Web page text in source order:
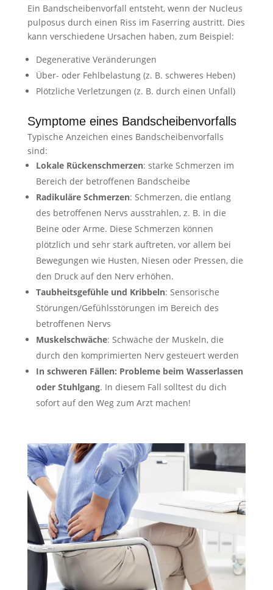
Ein Bandscheibenvorfall entsteht, wenn der Nucleus
pulposus durch einen Riss im Faserring austritt. Dies
kann verschiedene Ursachen haben, zum Beispiel:
Degenerative Veränderungen
Über- oder Fehlbelastung (z. B. schweres Heben)
Plötzliche Verletzungen (z. B. durch einen Unfall)
Symptome eines Bandscheibenvorfalls
Typische Anzeichen eines Bandscheibenvorfalls
sind:
Lokale Rückenschmerzen: starke Schmerzen im
Bereich der betroffenen Bandscheibe
Radikuläre Schmerzen: Schmerzen, die entlang
des betroffenen Nervs ausstrahlen, z. B. in die
Beine oder Arme. Diese Schmerzen können
plötzlich und sehr stark auftreten, vor allem bei
Bewegungen wie Husten, Niesen oder Pressen, die
den Druck auf den Nerv erhöhen.
Taubheitsgefühle und Kribbeln: Sensorische
Störungen/Gefühlsstörungen im Bereich des
betroffenen Nervs
Muskelschwäche: Schwäche der Muskeln, die
durch den komprimierten Nerv gesteuert werden
In schweren Fällen: Probleme beim Wasserlassen
oder Stuhlgang. In diesem Fall solltest du dich
sofort auf den Weg zum Arzt machen!